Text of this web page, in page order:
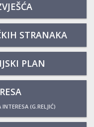
STRANAKA
PLAN
(G.RELJIĆ)